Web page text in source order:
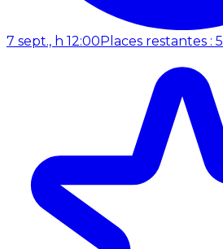
7 sept., h 12:00Places restantes : 5